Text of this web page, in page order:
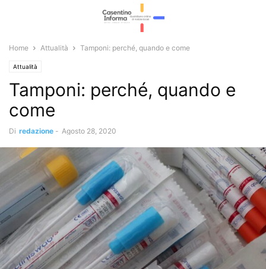
Home Attualità Tamponi: perché, quando e come
Attualità
Tamponi: perché, quando e
come
Di redazione - Agosto 28, 2020